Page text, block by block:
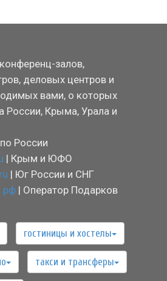
залов,
деловых центров и
вами, о которых
России, Крыма, Урала и
России
| Крым и ЮФО
| Юг России и СНГ
| Оператор Подарков
гостиницы и хостелы
такси и трансферы